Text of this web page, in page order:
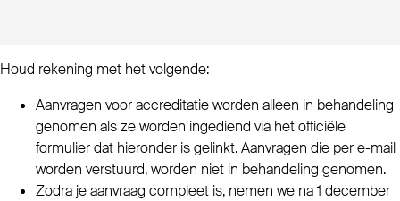
Houd rekening met het volgende:
Aanvragen voor accreditatie worden alleen in behandeling
genomen als ze worden ingediend via het officiële
formulier dat hieronder is gelinkt. Aanvragen die per e-mail
worden verstuurd, worden niet in behandeling genomen.
Zodra je aanvraag compleet is, nemen we na 1 december